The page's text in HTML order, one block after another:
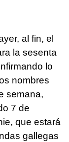
al fin, el
la sesenta
lo
nombres
semana,
7 de
que estará
gallegas